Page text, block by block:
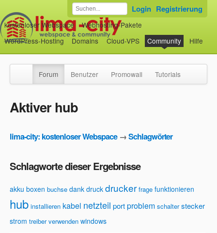
kostenloser Webspace
Webhosting-Pakete
WordPress-Hosting
Domains Cloud-VPS Community Hilfe
Login Registrierung
Forum Benutzer Promowall Tutorials
Aktiver hub
lima-city: kostenloser Webspace→Schlagwörter
Schlagworte dieser Ergebnisse
akku boxen buchse dank druck drucker frage funktionieren
hub installieren kabel netzteil portproblem schalter stecker
strom treiber verwenden windows